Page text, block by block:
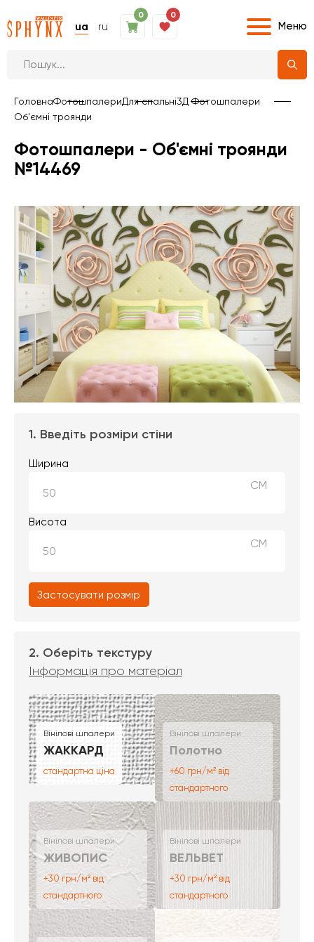
ua ru
0 0
Меню
ГоловнаФотошпалериДля спальні3Д Фотошпалери
Об'ємні троянди
Фотошпалери - Об'ємні троянди
№14469
1. Введіть розміри стіни
Ширина
СМ
Висота
СМ
Застосувати розмір
2. Оберіть текстуру
Інформація про матеріал
Вінілові шпалери
ЖАККАРД
стандартна ціна
Вінілові шпалери
Полотно
+60 грн/м² від
стандартного
Вінілові шпалери
ЖИВОПИС
+30 грн/м² від
стандартного
Вінілові шпалери
ВЕЛЬВЕТ
+30 грн/м² від
стандартного